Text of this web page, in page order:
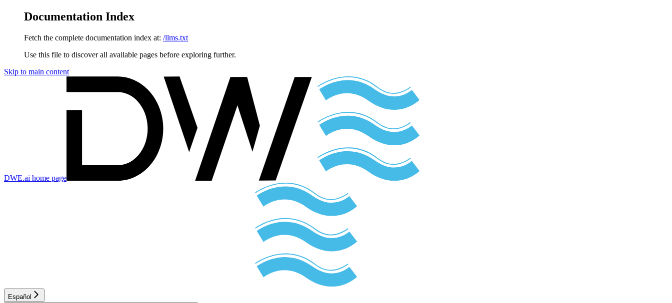
Documentation Index
Fetch the complete documentation index at: /llms.txt
Use this file to discover all available pages before exploring further.
Skip to main content
DWE.ai home page
Español